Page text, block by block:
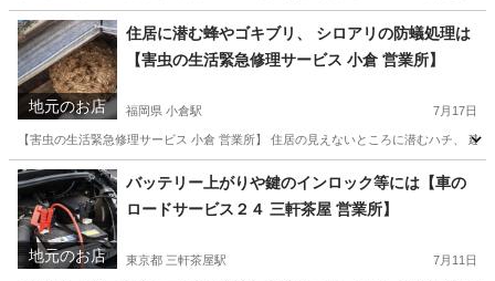
岡山 岡山市 岡山駅 その他 天井
地元のお店
住居に潜む蜂やゴキブリ、 シロアリの防蟻処理は
【害虫の生活緊急修理サービス 小倉 営業所】
福岡県 小倉駅 7月17日
【害虫の生活緊急修理サービス 小倉 営業所】 住居の見えないところに潜むハチ、
福岡 北九州市 小倉駅 蜂の巣駆除 害虫駆除
地元のお店
バッテリー上がりや鍵のインロック等には【車の
ロードサービス２４ 三軒茶屋 営業所】
東京都 三軒茶屋駅 7月11日